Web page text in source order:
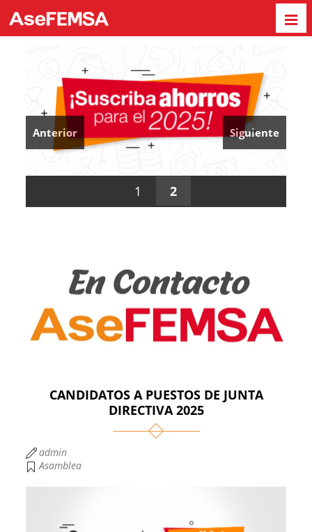
Anterior Siguiente
1 2
CANDIDATOS A PUESTOS DE JUNTA
DIRECTIVA 2025
admin
Asamblea